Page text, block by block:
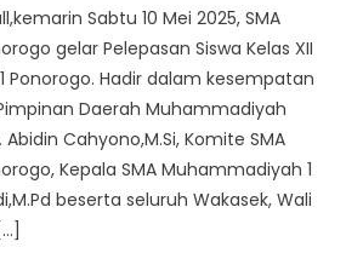
Sabtu 10 Mei 2025, SMA
gelar Pelepasan Siswa Kelas XII
Ponorogo. Hadir dalam kesempatan
Daerah Muhammadiyah
Cahyono,M.Si, Komite SMA
Kepala SMA Muhammadiyah 1
beserta seluruh Wakasek, Wali